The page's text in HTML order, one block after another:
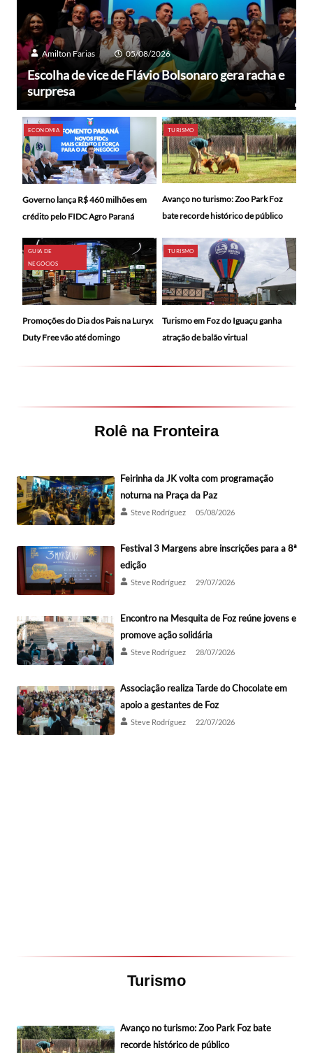
Amilton Farias 05/08/2026
Escolha de vice de Flávio Bolsonaro gera racha e
surpresa
ECONOMIA
Governo lança R$ 460 milhões em
crédito pelo FIDC Agro Paraná
TURISMO
Avanço no turismo: Zoo Park Foz
bate recorde histórico de público
GUIA DE
NEGÓCIOS
Promoções do Dia dos Pais na Luryx
Duty Free vão até domingo
TURISMO
Turismo em Foz do Iguaçu ganha
atração de balão virtual
Rolê na Fronteira
Feirinha da JK volta com programação
noturna na Praça da Paz
Steve Rodríguez 05/08/2026
Festival 3 Margens abre inscrições para a 8ª
edição
Steve Rodríguez 29/07/2026
Encontro na Mesquita de Foz reúne jovens e
promove ação solidária
Steve Rodríguez 28/07/2026
Associação realiza Tarde do Chocolate em
apoio a gestantes de Foz
Steve Rodríguez 22/07/2026
Turismo
Avanço no turismo: Zoo Park Foz bate
recorde histórico de público